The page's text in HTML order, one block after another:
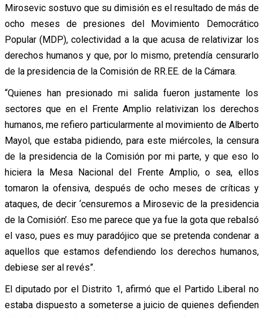
Mirosevic sostuvo que su dimisión es el resultado de más de
ocho meses de presiones del Movimiento Democrático
Popular (MDP), colectividad a la que acusa de relativizar los
derechos humanos y que, por lo mismo, pretendía censurarlo
de la presidencia de la Comisión de RR.EE. de la Cámara.
“Quienes han presionado mi salida fueron justamente los
sectores que en el Frente Amplio relativizan los derechos
humanos, me refiero particularmente al movimiento de Alberto
Mayol, que estaba pidiendo, para este miércoles, la censura
de la presidencia de la Comisión por mi parte, y que eso lo
hiciera la Mesa Nacional del Frente Amplio, o sea, ellos
tomaron la ofensiva, después de ocho meses de críticas y
ataques, de decir ‘censuremos a Mirosevic de la presidencia
de la Comisión’. Eso me parece que ya fue la gota que rebalsó
el vaso, pues es muy paradójico que se pretenda condenar a
aquellos que estamos defendiendo los derechos humanos,
debiese ser al revés”.
El diputado por el Distrito 1, afirmó que el Partido Liberal no
estaba dispuesto a someterse a juicio de quienes defienden